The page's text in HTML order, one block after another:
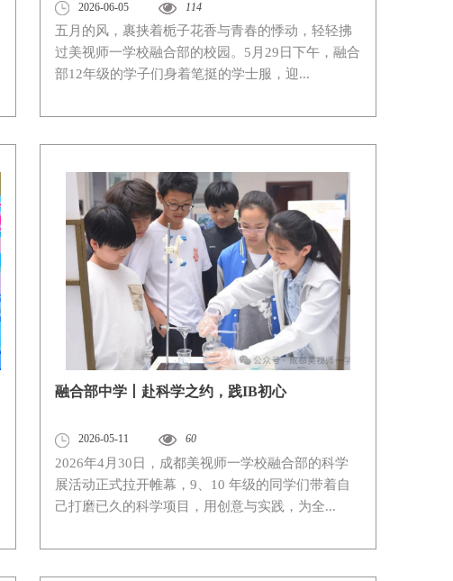
2026-06-05 114
五月的风，裹挟着栀子花香与青春的悸动，轻轻拂
过美视师一学校融合部的校园。5月29日下午，融合
部12年级的学子们身着笔挺的学士服，迎...
融合部中学丨赴科学之约，践IB初心
2026-05-11 60
2026年4月30日，成都美视师一学校融合部的科学
展活动正式拉开帷幕，9、10 年级的同学们带着自
己打磨已久的科学项目，用创意与实践，为全...